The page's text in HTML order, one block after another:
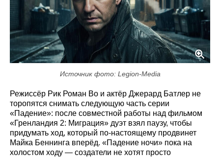
Источник фото: Legion-Media
Режиссёр Рик Роман Во и актёр Джерард Батлер не
торопятся снимать следующую часть серии
«Падение»: после совместной работы над фильмом
«Гренландия 2: Миграция» дуэт взял паузу, чтобы
придумать ход, который по‑настоящему продвинет
Майка Беннинга вперёд. «Падение ночи» пока на
холостом ходу — создатели не хотят просто